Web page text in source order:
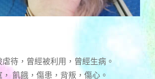
待，曾經被利用，曾經生病。
飢餓，傷患，背叛，傷心。